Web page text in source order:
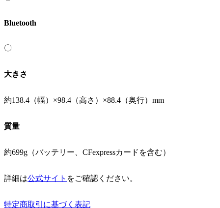
Bluetooth
〇
大きさ
約138.4（幅）×98.4（高さ）×88.4（奥行）mm
質量
約699g（バッテリー、CFexpressカードを含む）
詳細は公式サイト をご確認ください。
特定商取引に基づく表記